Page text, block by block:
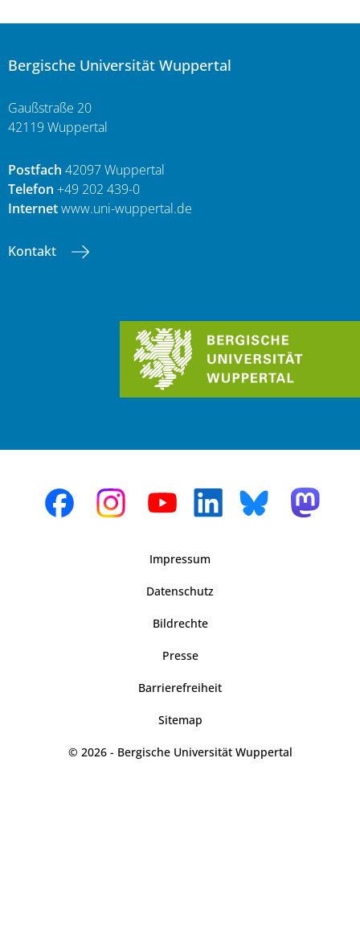
Bergische Universität Wuppertal
Gaußstraße 20
42119 Wuppertal
Postfach 42097 Wuppertal
Telefon +49 202 439-0
Internetwww.uni-wuppertal.de
Kontakt
Impressum
Datenschutz
Bildrechte
Presse
Barrierefreiheit
Sitemap
© 2026 - Bergische Universität Wuppertal